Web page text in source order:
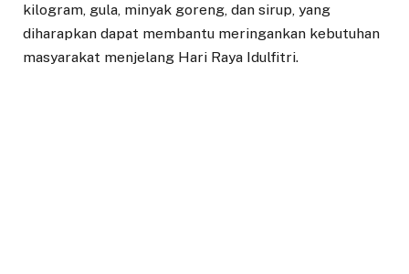
kilogram, gula, minyak goreng, dan sirup, yang
diharapkan dapat membantu meringankan kebutuhan
masyarakat menjelang Hari Raya Idulfitri.